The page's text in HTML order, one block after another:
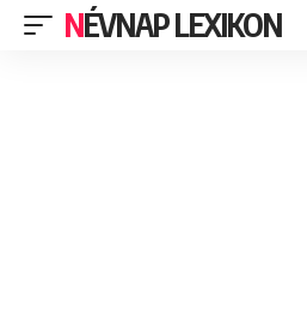
NÉVNAP LEXIKON